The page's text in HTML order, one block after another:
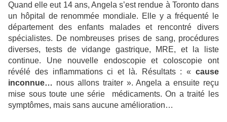
Quand elle eut 14 ans, Angela s’est rendue à Toronto dans
un hôpital de renommée mondiale. Elle y a fréquenté le
département des enfants malades et rencontré divers
spécialistes. De nombreuses prises de sang, procédures
diverses, tests de vidange gastrique, MRE, et la liste
continue. Une nouvelle endoscopie et coloscopie ont
révélé des inflammations ci et là. Résultats : « cause
inconnue… nous allons traiter ». Angela a ensuite reçu
mise sous toute une série
médicaments. On a traité les
symptômes, mais sans aucune amélioration…